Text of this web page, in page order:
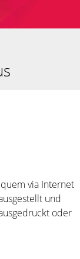
via Internet
und
oder